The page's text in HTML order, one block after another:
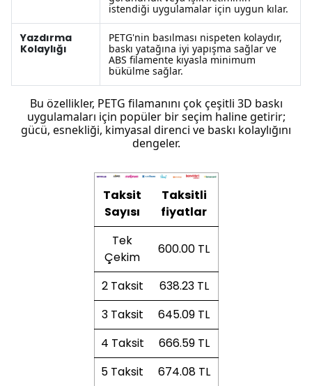
istendiği uygulamalar için uygun kılar.
Yazdırma
Kolaylığı
PETG'nin basılması nispeten kolaydır,
baskı yatağına iyi yapışma sağlar ve
ABS filamente kıyasla minimum
bükülme sağlar.
Bu özellikler, PETG filamanını çok çeşitli 3D baskı
uygulamaları için popüler bir seçim haline getirir;
gücü, esnekliği, kimyasal direnci ve baskı kolaylığını
dengeler.
Taksit
Sayısı
Taksitli
fiyatlar
Tek
Çekim
600.00 TL
2 Taksit
638.23 TL
3 Taksit
645.09 TL
4 Taksit
666.59 TL
5 Taksit
674.08 TL